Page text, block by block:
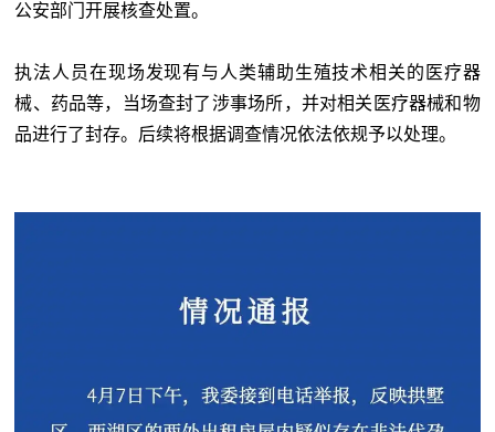
公安部门开展核查处置。
执法人员在现场发现有与人类辅助生殖技术相关的医疗器
械、药品等，当场查封了涉事场所，并对相关医疗器械和物
品进行了封存。后续将根据调查情况依法依规予以处理。